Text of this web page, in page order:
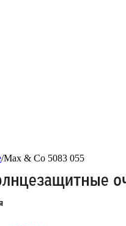
/Max & Co 5083 055